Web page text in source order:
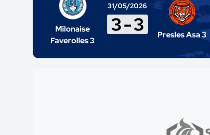
Milonaise
Faverolles 3
31/05/2026
3-3 Presles Asa 3